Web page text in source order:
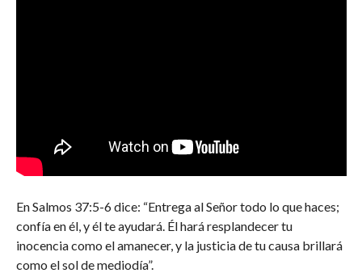
En Salmos 37:5-6 dice: “Entrega al Señor todo lo que haces;
confía en él, y él te ayudará. Él hará resplandecer tu
inocencia como el amanecer, y la justicia de tu causa brillará
como el sol de mediodía”.